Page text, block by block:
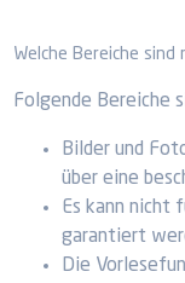
Welche Bereiche sind
Folgende Bereiche
Bilder und
über eine
Es kann nicht
garantiert
Die